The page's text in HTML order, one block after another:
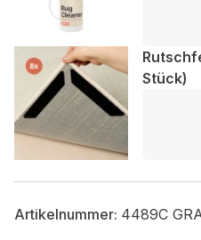
Stück)
Artikelnummer: 4489C